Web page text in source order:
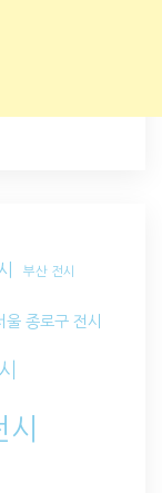
부산 전시
울 종로구 전시